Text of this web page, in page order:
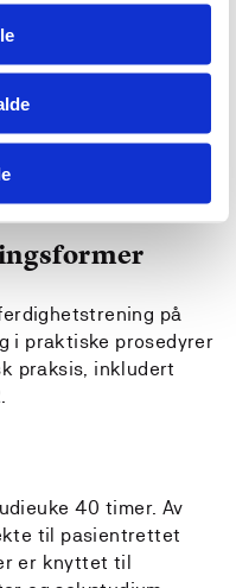
på
i praktiske prosedyrer
praksis, inkludert
40 timer. Av
til pasientrettet
er knyttet til